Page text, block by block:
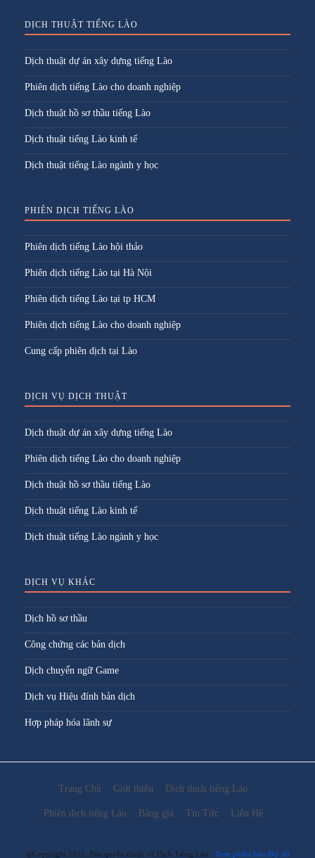
DỊCH THUẬT TIẾNG LÀO
Dịch thuật dự án xây dựng tiếng Lào
Phiên dịch tiếng Lào cho doanh nghiệp
Dịch thuật hồ sơ thầu tiếng Lào
Dịch thuật tiếng Lào kinh tế
Dịch thuật tiếng Lào ngành y học
PHIÊN DỊCH TIẾNG LÀO
Phiên dịch tiếng Lào hội thảo
Phiên dịch tiếng Lào tại Hà Nội
Phiên dịch tiếng Lào tại tp HCM
Phiên dịch tiếng Lào cho doanh nghiệp
Cung cấp phiên dịch tại Lào
DỊCH VỤ DỊCH THUẬT
Dịch thuật dự án xây dựng tiếng Lào
Phiên dịch tiếng Lào cho doanh nghiệp
Dịch thuật hồ sơ thầu tiếng Lào
Dịch thuật tiếng Lào kinh tế
Dịch thuật tiếng Lào ngành y học
DỊCH VỤ KHÁC
Dịch hồ sơ thầu
Công chứng các bản dịch
Dịch chuyển ngữ Game
Dịch vụ Hiệu đính bản dịch
Hợp pháp hóa lãnh sự
Trang Chủ Giới thiệu Dịch thuật tiếng Lào
Phiên dịch tiếng Lào Bảng giá Tin Tức Liên Hệ
@Copyright 2012. Bản quyền thuộc về Dịch Tiếng Lào Xem phiên bản đầy đủ